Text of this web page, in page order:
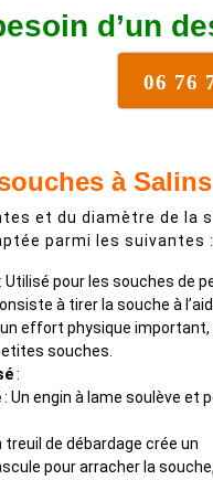
d’un
06 76
à Salins
et du diamètre de la
parmi les suivantes :
: Utilisé pour les souches de
à tirer la souche à
effort physique important,
souches.
:
: Un engin à lame soulève et
treuil de débardage crée un
pour arracher la